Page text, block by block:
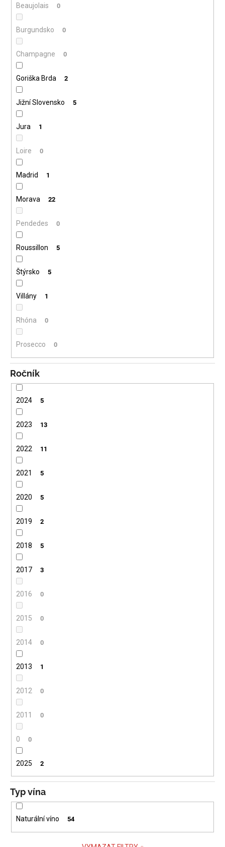
Beaujolais 0
Burgundsko 0
Champagne 0
Goriška Brda 2
Jižní Slovensko 5
Jura 1
Loire 0
Madrid 1
Morava 22
Pendedes 0
Roussillon 5
Štýrsko 5
Villány 1
Rhóna 0
Prosecco 0
Ročník
2024 5
2023 13
2022 11
2021 5
2020 5
2019 2
2018 5
2017 3
2016 0
2015 0
2014 0
2013 1
2012 0
2011 0
0 0
2025 2
Typ vína
Naturální víno 54